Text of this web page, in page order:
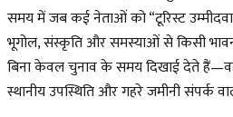
समय में जब कई नेताओं को “टूरिस्ट
भूगोल, संस्कृति और समस्याओं से किसी
बिना केवल चुनाव के समय दिखाई देते
स्थानीय उपस्थिति और गहरे जमीनी संपर्क